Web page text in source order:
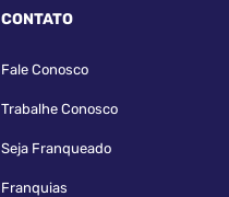
CONTATO
Fale Conosco
Trabalhe Conosco
Seja Franqueado
Franquias